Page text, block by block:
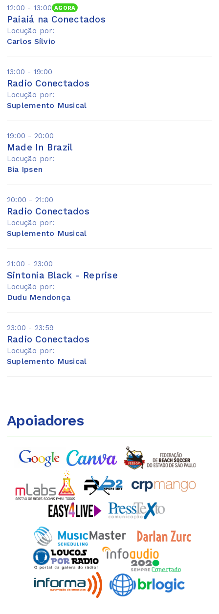
12:00 - 13:00 AGORA
Paiaiá na Conectados
Locução por:
Carlos Sílvio
13:00 - 19:00
Radio Conectados
Locução por:
Suplemento Musical
19:00 - 20:00
Made In Brazil
Locução por:
Bia Ipsen
20:00 - 21:00
Radio Conectados
Locução por:
Suplemento Musical
21:00 - 23:00
Sintonia Black - Reprise
Locução por:
Dudu Mendonça
23:00 - 23:59
Radio Conectados
Locução por:
Suplemento Musical
Apoiadores